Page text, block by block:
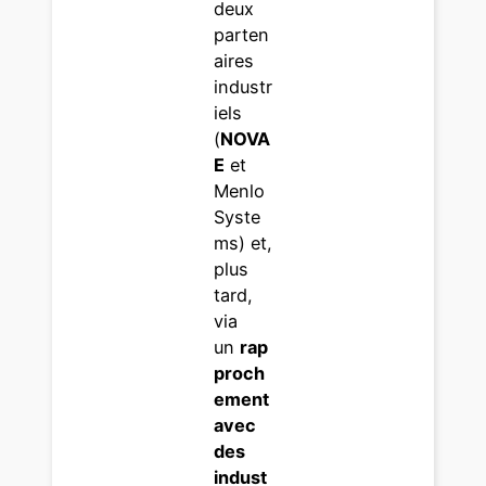
deux
parten
aires
industr
iels
(NOVA
E et
Menlo
Syste
ms) et,
plus
tard,
via
un rap
proch
ement
avec
des
indust